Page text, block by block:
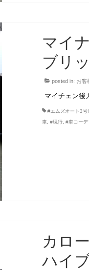
マイ
ブリ
posted in: お客
マイチェン後
#エムズオート3号
車
,#現行 ,#車コーデ
カロ
ハイ